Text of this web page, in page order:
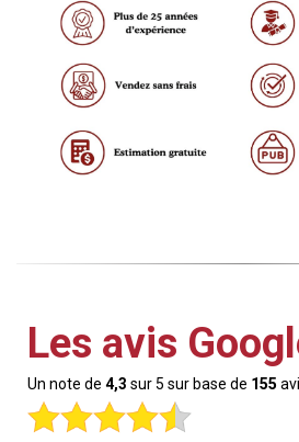
Les avis
Un note de 4,3 sur 5 sur base de 155